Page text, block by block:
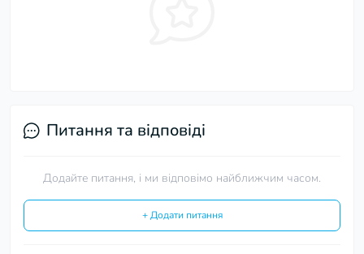
Питання та відповіді
Додайте питання, і ми відповімо найближчим часом.
+ Додати питання